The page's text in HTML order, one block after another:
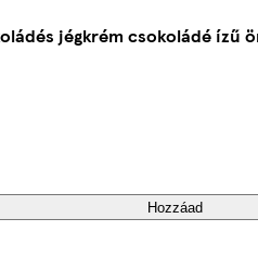
jégkrém csokoládé ízű
Hozzáad